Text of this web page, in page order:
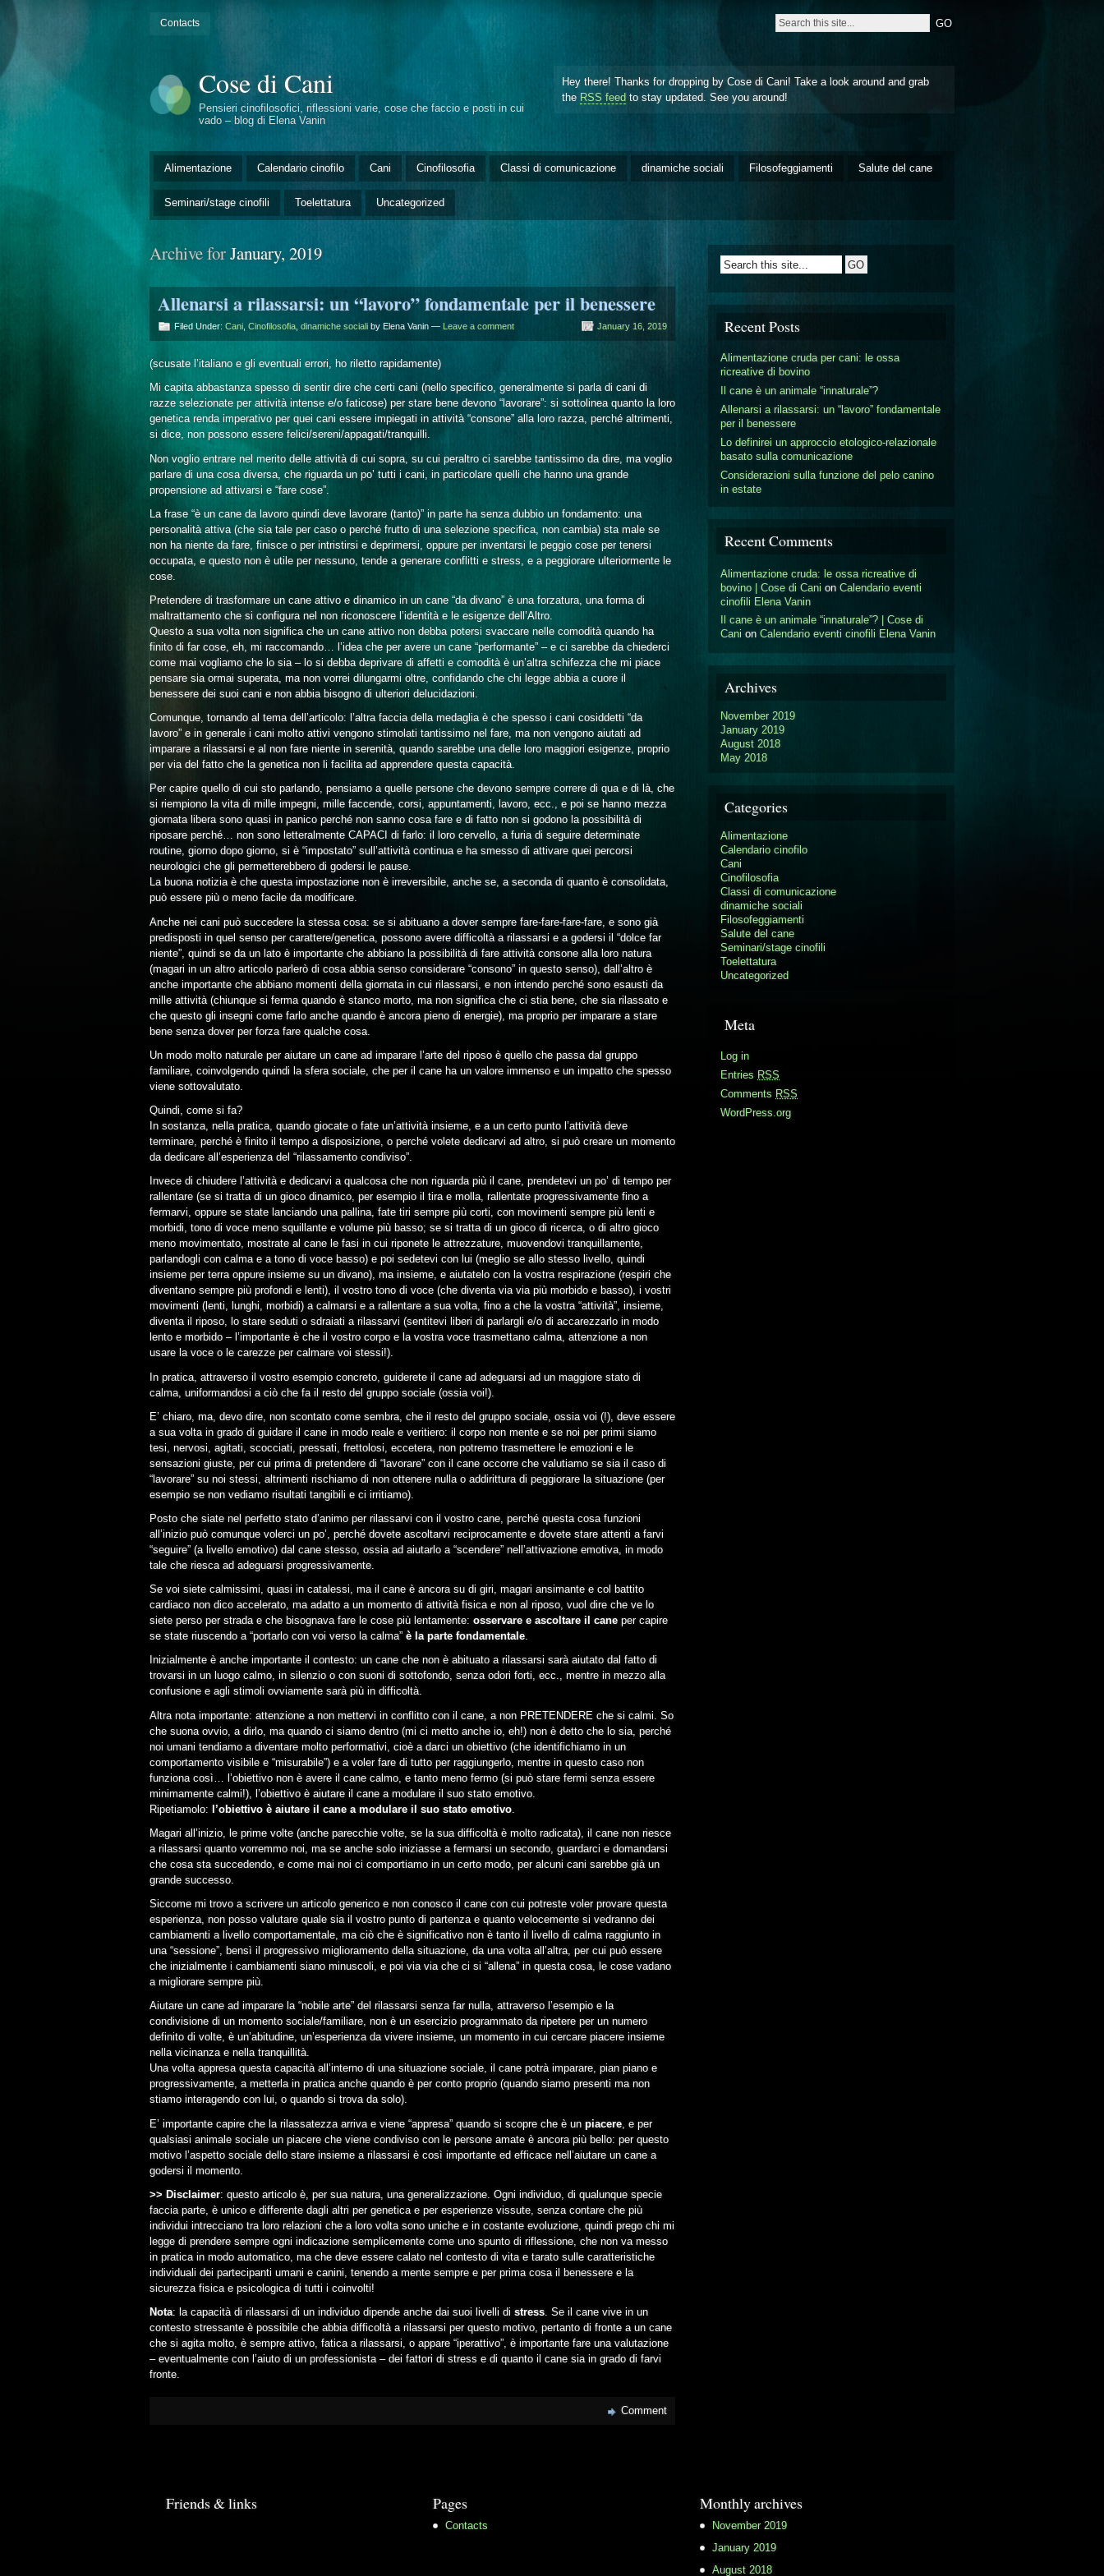
Contacts
Cose di Cani
Pensieri cinofilosofici, riflessioni varie, cose che faccio e posti in cui
vado – blog di Elena Vanin
Hey there! Thanks for dropping by Cose di Cani! Take a look around and grab
the RSS feed to stay updated. See you around!
Alimentazione Calendario cinofilo Cani Cinofilosofia Classi di comunicazione dinamiche sociali Filosofeggiamenti Salute del cane
Seminari/stage cinofili Toelettatura Uncategorized
Archive forJanuary, 2019
Allenarsi a rilassarsi: un “lavoro” fondamentale per il benessere
Filed Under: Cani Cinofilosofia dinamiche sociali by Elena Vanin — Leave a comment January 16, 2019
(scusate l’italiano e gli eventuali errori, ho riletto rapidamente)
Mi capita abbastanza spesso di sentir dire che certi cani (nello specifico, generalmente si parla di cani di
razze selezionate per attività intense e/o faticose) per stare bene devono “lavorare”: si sottolinea quanto la loro
genetica renda imperativo per quei cani essere impiegati in attività “consone” alla loro razza, perché altrimenti,
si dice, non possono essere felici/sereni/appagati/tranquilli.
Non voglio entrare nel merito delle attività di cui sopra, su cui peraltro ci sarebbe tantissimo da dire, ma voglio
parlare di una cosa diversa, che riguarda un po’ tutti i cani, in particolare quelli che hanno una grande
propensione ad attivarsi e “fare cose”.
La frase “è un cane da lavoro quindi deve lavorare (tanto)” in parte ha senza dubbio un fondamento: una
personalità attiva (che sia tale per caso o perché frutto di una selezione specifica, non cambia) sta male se
non ha niente da fare, finisce o per intristirsi e deprimersi, oppure per inventarsi le peggio cose per tenersi
occupata, e questo non è utile per nessuno, tende a generare conflitti e stress, e a peggiorare ulteriormente le
cose.
Pretendere di trasformare un cane attivo e dinamico in un cane “da divano” è una forzatura, una forma di
maltrattamento che si configura nel non riconoscere l’identità e le esigenze dell’Altro.
Questo a sua volta non significa che un cane attivo non debba potersi svaccare nelle comodità quando ha
finito di far cose, eh, mi raccomando… l’idea che per avere un cane “performante” – e ci sarebbe da chiederci
come mai vogliamo che lo sia – lo si debba deprivare di affetti e comodità è un’altra schifezza che mi piace
pensare sia ormai superata, ma non vorrei dilungarmi oltre, confidando che chi legge abbia a cuore il
benessere dei suoi cani e non abbia bisogno di ulteriori delucidazioni.
Comunque, tornando al tema dell’articolo: l’altra faccia della medaglia è che spesso i cani cosiddetti “da
lavoro” e in generale i cani molto attivi vengono stimolati tantissimo nel fare, ma non vengono aiutati ad
imparare a rilassarsi e al non fare niente in serenità, quando sarebbe una delle loro maggiori esigenze, proprio
per via del fatto che la genetica non li facilita ad apprendere questa capacità.
Per capire quello di cui sto parlando, pensiamo a quelle persone che devono sempre correre di qua e di là, che
si riempiono la vita di mille impegni, mille faccende, corsi, appuntamenti, lavoro, ecc., e poi se hanno mezza
giornata libera sono quasi in panico perché non sanno cosa fare e di fatto non si godono la possibilità di
riposare perché… non sono letteralmente CAPACI di farlo: il loro cervello, a furia di seguire determinate
routine, giorno dopo giorno, si è “impostato” sull’attività continua e ha smesso di attivare quei percorsi
neurologici che gli permetterebbero di godersi le pause.
La buona notizia è che questa impostazione non è irreversibile, anche se, a seconda di quanto è consolidata,
può essere più o meno facile da modificare.
Anche nei cani può succedere la stessa cosa: se si abituano a dover sempre fare-fare-fare-fare, e sono già
predisposti in quel senso per carattere/genetica, possono avere difficoltà a rilassarsi e a godersi il “dolce far
niente”, quindi se da un lato è importante che abbiano la possibilità di fare attività consone alla loro natura
(magari in un altro articolo parlerò di cosa abbia senso considerare “consono” in questo senso), dall’altro è
anche importante che abbiano momenti della giornata in cui rilassarsi, e non intendo perché sono esausti da
mille attività (chiunque si ferma quando è stanco morto, ma non significa che ci stia bene, che sia rilassato e
che questo gli insegni come farlo anche quando è ancora pieno di energie), ma proprio per imparare a stare
bene senza dover per forza fare qualche cosa.
Un modo molto naturale per aiutare un cane ad imparare l’arte del riposo è quello che passa dal gruppo
familiare, coinvolgendo quindi la sfera sociale, che per il cane ha un valore immenso e un impatto che spesso
viene sottovalutato.
Quindi, come si fa?
In sostanza, nella pratica, quando giocate o fate un’attività insieme, e a un certo punto l’attività deve
terminare, perché è finito il tempo a disposizione, o perché volete dedicarvi ad altro, si può creare un momento
da dedicare all’esperienza del “rilassamento condiviso”.
Invece di chiudere l’attività e dedicarvi a qualcosa che non riguarda più il cane, prendetevi un po’ di tempo per
rallentare (se si tratta di un gioco dinamico, per esempio il tira e molla, rallentate progressivamente fino a
fermarvi, oppure se state lanciando una pallina, fate tiri sempre più corti, con movimenti sempre più lenti e
morbidi, tono di voce meno squillante e volume più basso; se si tratta di un gioco di ricerca, o di altro gioco
meno movimentato, mostrate al cane le fasi in cui riponete le attrezzature, muovendovi tranquillamente,
parlandogli con calma e a tono di voce basso) e poi sedetevi con lui (meglio se allo stesso livello, quindi
insieme per terra oppure insieme su un divano), ma insieme, e aiutatelo con la vostra respirazione (respiri che
diventano sempre più profondi e lenti), il vostro tono di voce (che diventa via via più morbido e basso), i vostri
movimenti (lenti, lunghi, morbidi) a calmarsi e a rallentare a sua volta, fino a che la vostra “attività”, insieme,
diventa il riposo, lo stare seduti o sdraiati a rilassarvi (sentitevi liberi di parlargli e/o di accarezzarlo in modo
lento e morbido – l’importante è che il vostro corpo e la vostra voce trasmettano calma, attenzione a non
usare la voce o le carezze per calmare voi stessi!).
In pratica, attraverso il vostro esempio concreto, guiderete il cane ad adeguarsi ad un maggiore stato di
calma, uniformandosi a ciò che fa il resto del gruppo sociale (ossia voi!).
E’ chiaro, ma, devo dire, non scontato come sembra, che il resto del gruppo sociale, ossia voi (!), deve essere
a sua volta in grado di guidare il cane in modo reale e veritiero: il corpo non mente e se noi per primi siamo
tesi, nervosi, agitati, scocciati, pressati, frettolosi, eccetera, non potremo trasmettere le emozioni e le
sensazioni giuste, per cui prima di pretendere di “lavorare” con il cane occorre che valutiamo se sia il caso di
“lavorare” su noi stessi, altrimenti rischiamo di non ottenere nulla o addirittura di peggiorare la situazione (per
esempio se non vediamo risultati tangibili e ci irritiamo).
Posto che siate nel perfetto stato d’animo per rilassarvi con il vostro cane, perché questa cosa funzioni
all’inizio può comunque volerci un po’, perché dovete ascoltarvi reciprocamente e dovete stare attenti a farvi
“seguire” (a livello emotivo) dal cane stesso, ossia ad aiutarlo a “scendere” nell’attivazione emotiva, in modo
tale che riesca ad adeguarsi progressivamente.
Se voi siete calmissimi, quasi in catalessi, ma il cane è ancora su di giri, magari ansimante e col battito
cardiaco non dico accelerato, ma adatto a un momento di attività fisica e non al riposo, vuol dire che ve lo
siete perso per strada e che bisognava fare le cose più lentamente: osservare e ascoltare il cane per capire
se state riuscendo a “portarlo con voi verso la calma” è la parte fondamentale.
Inizialmente è anche importante il contesto: un cane che non è abituato a rilassarsi sarà aiutato dal fatto di
trovarsi in un luogo calmo, in silenzio o con suoni di sottofondo, senza odori forti, ecc., mentre in mezzo alla
confusione e agli stimoli ovviamente sarà più in difficoltà.
Altra nota importante: attenzione a non mettervi in conflitto con il cane, a non PRETENDERE che si calmi. So
che suona ovvio, a dirlo, ma quando ci siamo dentro (mi ci metto anche io, eh!) non è detto che lo sia, perché
noi umani tendiamo a diventare molto performativi, cioè a darci un obiettivo (che identifichiamo in un
comportamento visibile e “misurabile”) e a voler fare di tutto per raggiungerlo, mentre in questo caso non
funziona così… l’obiettivo non è avere il cane calmo, e tanto meno fermo (si può stare fermi senza essere
minimamente calmi!), l’obiettivo è aiutare il cane a modulare il suo stato emotivo.
Ripetiamolo: l’obiettivo è aiutare il cane a modulare il suo stato emotivo
Magari all’inizio, le prime volte (anche parecchie volte, se la sua difficoltà è molto radicata), il cane non riesce
a rilassarsi quanto vorremmo noi, ma se anche solo iniziasse a fermarsi un secondo, guardarci e domandarsi
che cosa sta succedendo, e come mai noi ci comportiamo in un certo modo, per alcuni cani sarebbe già un
grande successo.
Siccome mi trovo a scrivere un articolo generico e non conosco il cane con cui potreste voler provare questa
esperienza, non posso valutare quale sia il vostro punto di partenza e quanto velocemente si vedranno dei
cambiamenti a livello comportamentale, ma ciò che è significativo non è tanto il livello di calma raggiunto in
una “sessione”, bensì il progressivo miglioramento della situazione, da una volta all’altra, per cui può essere
che inizialmente i cambiamenti siano minuscoli, e poi via via che ci si “allena” in questa cosa, le cose vadano
a migliorare sempre più.
Aiutare un cane ad imparare la “nobile arte” del rilassarsi senza far nulla, attraverso l’esempio e la
condivisione di un momento sociale/familiare, non è un esercizio programmato da ripetere per un numero
definito di volte, è un’abitudine, un’esperienza da vivere insieme, un momento in cui cercare piacere insieme
nella vicinanza e nella tranquillità.
Una volta appresa questa capacità all’interno di una situazione sociale, il cane potrà imparare, pian piano e
progressivamente, a metterla in pratica anche quando è per conto proprio (quando siamo presenti ma non
stiamo interagendo con lui, o quando si trova da solo).
E’ importante capire che la rilassatezza arriva e viene “appresa” quando si scopre che è un piacere , e per
qualsiasi animale sociale un piacere che viene condiviso con le persone amate è ancora più bello: per questo
motivo l’aspetto sociale dello stare insieme a rilassarsi è così importante ed efficace nell’aiutare un cane a
godersi il momento.
>> Disclaimer: questo articolo è, per sua natura, una generalizzazione. Ogni individuo, di qualunque specie
faccia parte, è unico e differente dagli altri per genetica e per esperienze vissute, senza contare che più
individui intrecciano tra loro relazioni che a loro volta sono uniche e in costante evoluzione, quindi prego chi mi
legge di prendere sempre ogni indicazione semplicemente come uno spunto di riflessione, che non va messo
in pratica in modo automatico, ma che deve essere calato nel contesto di vita e tarato sulle caratteristiche
individuali dei partecipanti umani e canini, tenendo a mente sempre e per prima cosa il benessere e la
sicurezza fisica e psicologica di tutti i coinvolti!
Nota: la capacità di rilassarsi di un individuo dipende anche dai suoi livelli di stress . Se il cane vive in un
contesto stressante è possibile che abbia difficoltà a rilassarsi per questo motivo, pertanto di fronte a un cane
che si agita molto, è sempre attivo, fatica a rilassarsi, o appare “iperattivo”, è importante fare una valutazione
– eventualmente con l’aiuto di un professionista – dei fattori di stress e di quanto il cane sia in grado di farvi
fronte.
Comment
Recent Posts
Alimentazione cruda per cani: le ossa
ricreative di bovino
Il cane è un animale “innaturale”?
Allenarsi a rilassarsi: un “lavoro” fondamentale
per il benessere
Lo definirei un approccio etologico-relazionale
basato sulla comunicazione
Considerazioni sulla funzione del pelo canino
in estate
Recent Comments
Alimentazione cruda: le ossa ricreative di
bovino | Cose di Cani on Calendario eventi
cinofili Elena Vanin
Il cane è un animale “innaturale”? | Cose di
Cani on Calendario eventi cinofili Elena Vanin
Archives
November 2019
January 2019
August 2018
May 2018
Categories
Alimentazione
Calendario cinofilo
Cani
Cinofilosofia
Classi di comunicazione
dinamiche sociali
Filosofeggiamenti
Salute del cane
Seminari/stage cinofili
Toelettatura
Uncategorized
Meta
Log in
Entries RSS
Comments RSS
WordPress.org
Friends & links Pages
Contacts
Monthly archives
November 2019
January 2019
August 2018